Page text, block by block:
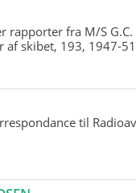
rapporter fra M/S G.C.
af skibet, 193, 1947-
til